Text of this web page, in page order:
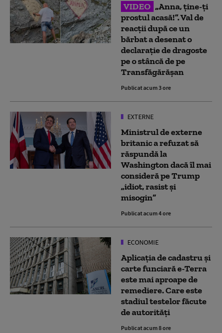
VIDEO „Anna, ţine-ţi
prostul acasă!”. Val de
reacții după ce un
bărbat a desenat o
declarație de dragoste
pe o stâncă de pe
Transfăgărășan
Publicat acum 3 ore
EXTERNE
Ministrul de externe
britanic a refuzat să
răspundă la
Washington dacă îl mai
consideră pe Trump
„idiot, rasist şi
misogin”
Publicat acum 4 ore
ECONOMIE
Aplicaţia de cadastru şi
carte funciară e-Terra
este mai aproape de
remediere. Care este
stadiul testelor făcute
de autorități
Publicat acum 8 ore